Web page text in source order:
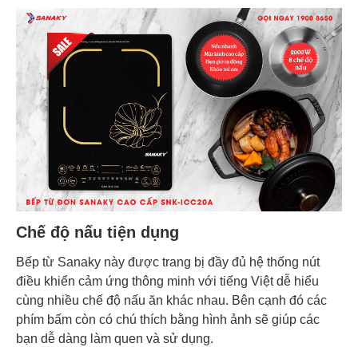
Chế độ nấu tiện dụng
Bếp từ Sanaky này được trang bị đầy đủ hệ thống nút
điều khiển cảm ứng thông minh với tiếng Việt dễ hiểu
cùng nhiều chế độ nấu ăn khác nhau. Bên cạnh đó các
phím bấm còn có chú thích bằng hình ảnh sẽ giúp các
bạn dễ dàng làm quen và sử dụng.